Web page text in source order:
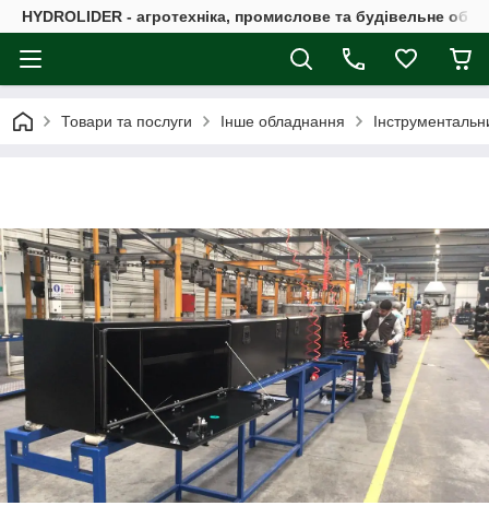
HYDROLIDER - агротехніка, промислове та будівельне
Товари та послуги Інше обладнання